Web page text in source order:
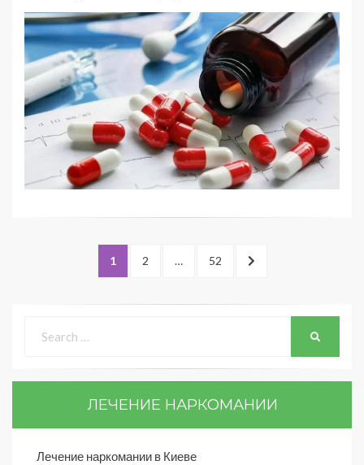
1 2 … 52
ЛЕЧЕНИЕ НАРКОМАНИИ
Лечение наркомании в Киеве